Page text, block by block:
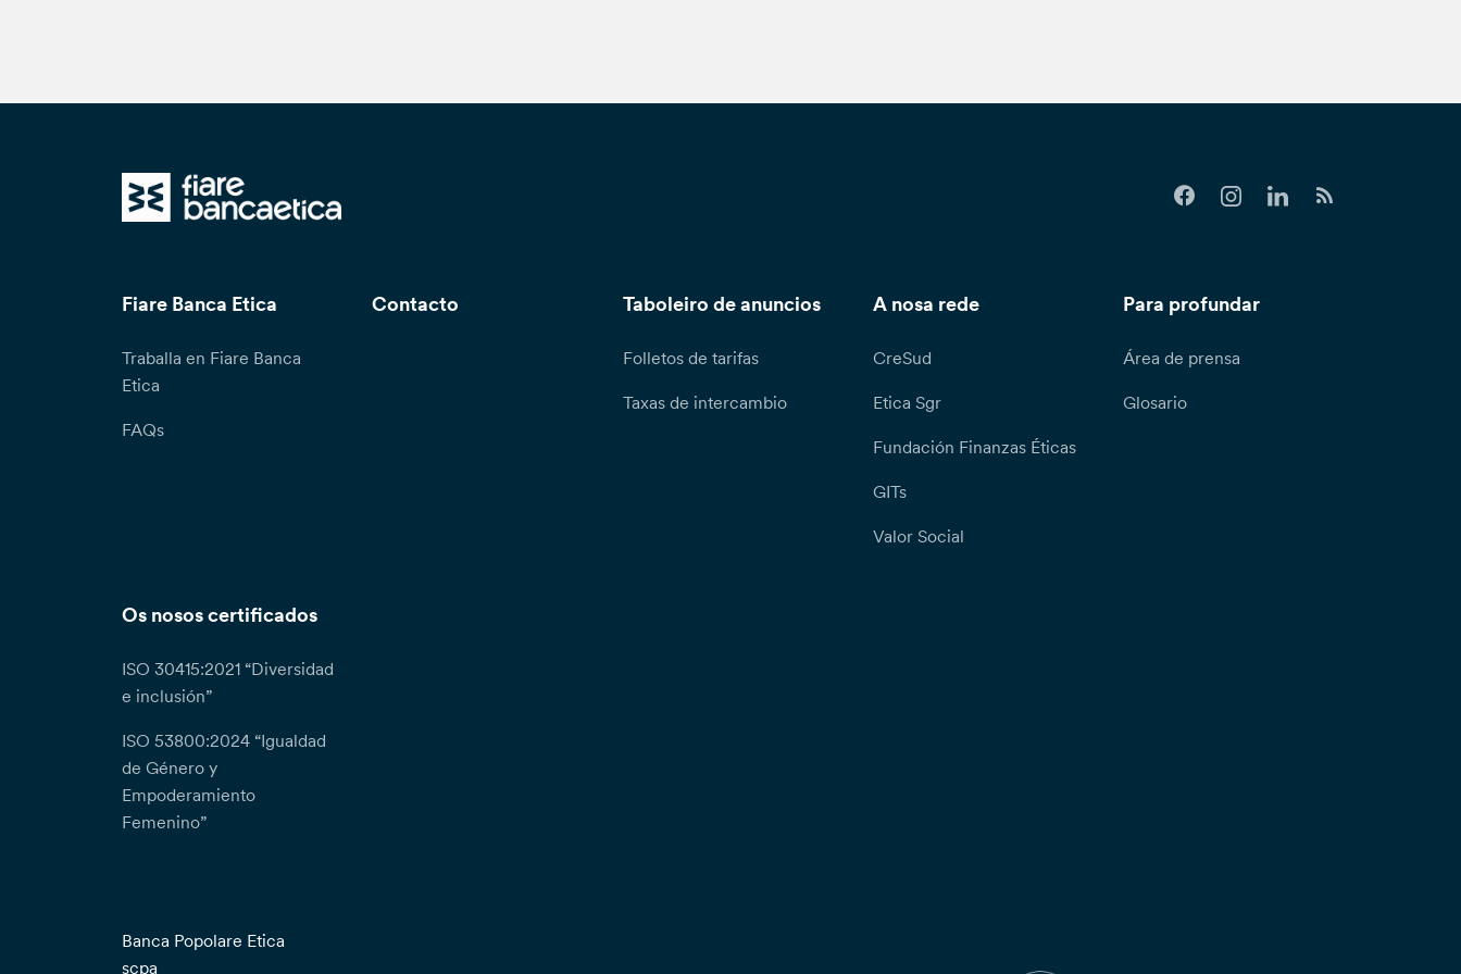
Fiare Banca Etica
Traballa en Fiare Banca
Etica
FAQs
Contacto Taboleiro de anuncios
Folletos de tarifas
Taxas de intercambio
A nosa rede
CreSud
Etica Sgr
Fundación Finanzas Éticas
GITs
Valor Social
Para profundar
Área de prensa
Glosario
Os nosos certificados
ISO 30415:2021 “Diversidad
e inclusión”
ISO 53800:2024 “Igualdad
de Género y
Empoderamiento
Femenino”
Banca Popolare Etica
scpa